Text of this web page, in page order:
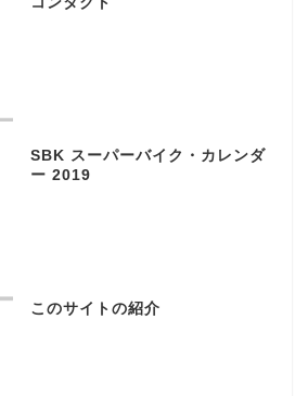
SBK スーパーバイク・カレンダ
ー 2019
このサイトの紹介